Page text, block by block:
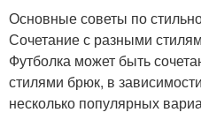
Основные советы по
Сочетание с разными
Футболка может быть
стилями брюк, в
несколько популярных